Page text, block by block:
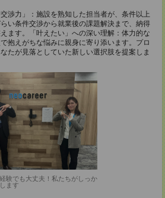
渉力」：施設を熟知した担当者が、条件以上
い条件交渉から就業後の課題解決まで、納得
ます。「叶えたい」への深い理解：体力的な
抱えがちな悩みに親身に寄り添います。プロ
たが見落としていた新しい選択肢を提案しま
験でも大丈夫！私たちがしっか
ます